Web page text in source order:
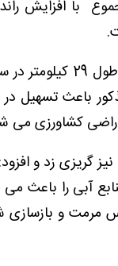
احداث جاده بین
باعث تسهیل در
کشاورزی
گریزی زد و
مرمت و